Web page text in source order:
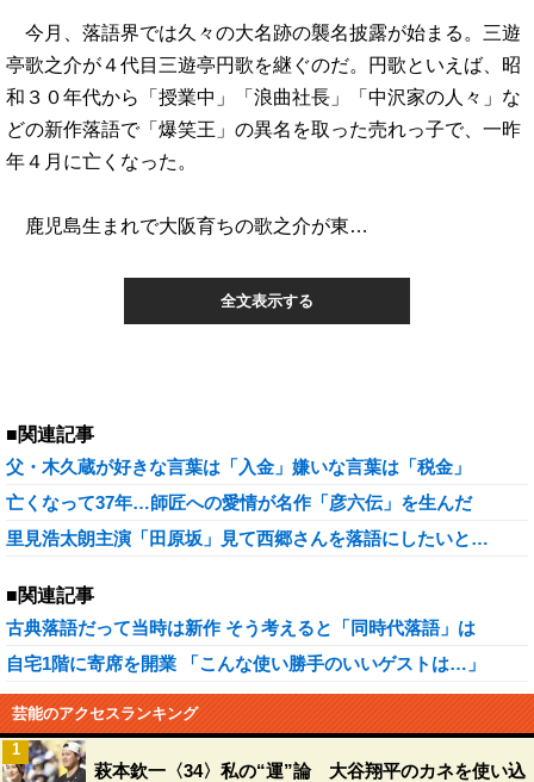
今月、落語界では久々の大名跡の襲名披露が始まる。三遊
亭歌之介が４代目三遊亭円歌を継ぐのだ。円歌といえば、昭
和３０年代から「授業中」「浪曲社長」「中沢家の人々」な
どの新作落語で「爆笑王」の異名を取った売れっ子で、一昨
年４月に亡くなった。
鹿児島生まれで大阪育ちの歌之介が東…
全文表示する
■関連記事
父・木久蔵が好きな言葉は「入金」嫌いな言葉は「税金」
亡くなって37年…師匠への愛情が名作「彦六伝」を生んだ
里見浩太朗主演「田原坂」見て西郷さんを落語にしたいと…
■関連記事
古典落語だって当時は新作 そう考えると「同時代落語」は
自宅1階に寄席を開業 「こんな使い勝手のいいゲストは…」
芸能のアクセスランキング
萩本欽一〈34〉私の“運”論 大谷翔平のカネを使い込
1